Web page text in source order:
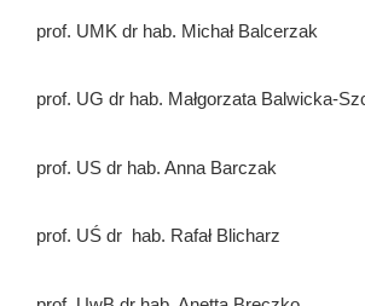
prof. UMK dr hab. Michał Balcerzak
prof. UG dr hab. Małgorzata Balwicka-
prof. US dr hab. Anna Barczak
prof. UŚ dr hab. Rafał Blicharz